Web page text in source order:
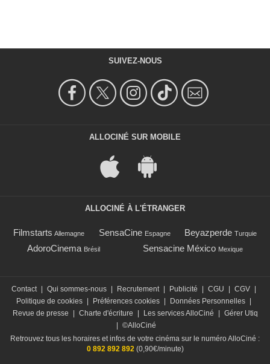
SUIVEZ-NOUS
ALLOCINÉ SUR MOBILE
ALLOCINÉ À L'ÉTRANGER
Filmstarts Allemagne SensaCine Espagne Beyazperde Turquie
AdoroCinema Brésil Sensacine México Mexique
Contact | Qui sommes-nous | Recrutement | Publicité | CGU | CGV |
Politique de cookies | Préférences cookies | Données Personnelles |
Revue de presse
| Charte d'écriture | Les services AlloCiné | Gérer Utiq
| ©AlloCiné
Retrouvez tous les horaires et infos de votre cinéma sur le numéro AlloCiné :
0 892 892 892(0,90€/minute)